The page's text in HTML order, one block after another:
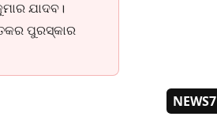
ଯାଦବ।
ପୁରସ୍କାର
NEWS7